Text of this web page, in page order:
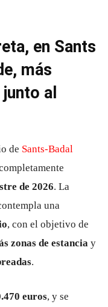
en Sants
más
al
de Sants-Badal
de 2026. La
una
, con el objetivo de
zonas de estancia y
.
euros, y se